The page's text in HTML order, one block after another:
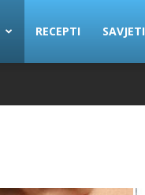
RECEPTI SAVJETI